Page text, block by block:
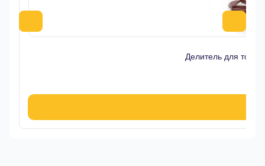
Делитель для торта